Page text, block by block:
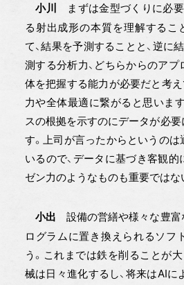
小川
まずは金型づくりに必要
る射出成形の本質を理解するこ
て、結果を予測することと、逆に
測する分析力、どちらからのア
体を把握する能力が必要だと考
力や全体最適に繋がると思いま
スの根拠を示すのにデータが必
す。上司が言ったからというの
いるので、データに基づき客観
ゼン力のようなものも重要ではな
小出 設備の営繕や様々な豊富
ログラムに置き換えられるソフ
う。これまでは鉄を削ることが
械は日々進化するし、将来はAIに